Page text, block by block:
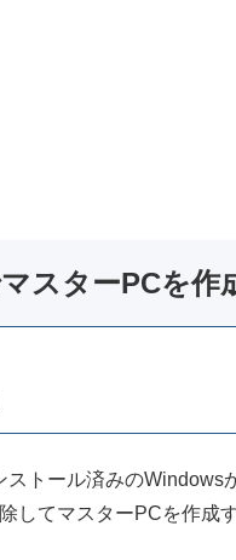
スターPCを作
ストール済みの
してマスターPCを作成